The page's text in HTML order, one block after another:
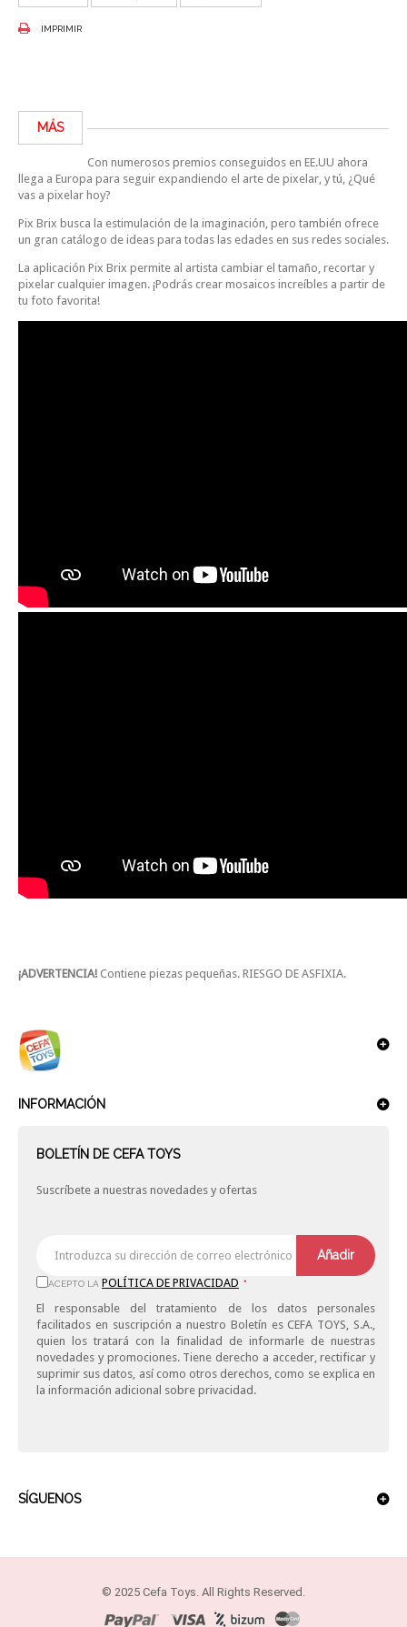
IMPRIMIR
MÁS
Con numerosos premios conseguidos en EE.UU ahora
llega a Europa para seguir expandiendo el arte de pixelar, y tú, ¿Qué
vas a pixelar hoy?
Pix Brix busca la estimulación de la imaginación, pero también ofrece
un gran catálogo de ideas para todas las edades en sus redes sociales.
La aplicación Pix Brix permite al artista cambiar el tamaño, recortar y
pixelar cualquier imagen. ¡Podrás crear mosaicos increíbles a partir de
tu foto favorita!
¡ADVERTENCIA! Contiene piezas pequeñas. RIESGO DE ASFIXIA.
INFORMACIÓN
BOLETÍN DE CEFA TOYS
Suscríbete a nuestras novedades y ofertas
Añadir
ACEPTO LA POLÍTICA DE PRIVACIDAD *
El responsable del tratamiento de los datos personales
facilitados en suscripción a nuestro Boletín es CEFA TOYS, S.A.,
quien los tratará con la finalidad de informarle de nuestras
novedades y promociones. Tiene derecho a acceder, rectificar y
suprimir sus datos, así como otros derechos, como se explica en
la información adicional sobre privacidad.
SÍGUENOS
© 2025 Cefa Toys. All Rights Reserved.